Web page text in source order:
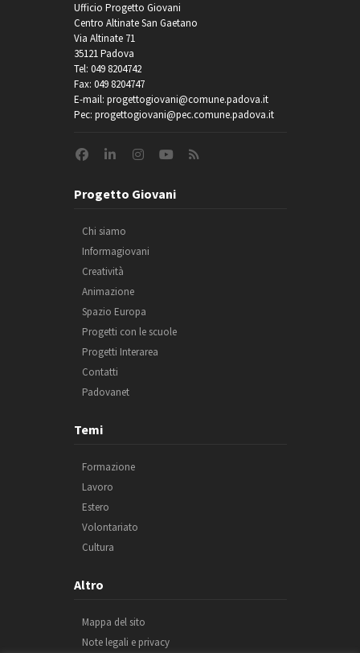
Ufficio Progetto Giovani
Centro Altinate San Gaetano
Via Altinate 71
35121 Padova
Tel: 049 8204742
Fax: 049 8204747
E-mail: progettogiovani@comune.padova.it
Pec: progettogiovani@pec.comune.padova.it
Progetto Giovani
Chi siamo
Informagiovani
Creatività
Animazione
Spazio Europa
Progetti con le scuole
Progetti Interarea
Contatti
Padovanet
Temi
Formazione
Lavoro
Estero
Volontariato
Cultura
Altro
Mappa del sito
Note legali e privacy